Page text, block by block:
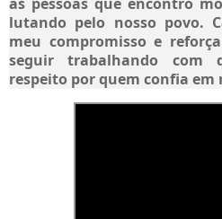
lutando pelo nosso povo.
meu compromisso e
seguir trabalhando com
respeito por quem confia em